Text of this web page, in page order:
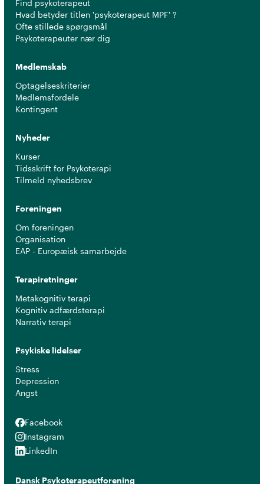
Find psykoterapeut
Hvad betyder titlen 'psykoterapeut MPF' ?
Ofte stillede spørgsmål
Psykoterapeuter nær dig
Medlemskab
Optagelseskriterier
Medlemsfordele
Kontingent
Nyheder
Kurser
Tidsskrift for Psykoterapi
Tilmeld nyhedsbrev
Foreningen
Om foreningen
Organisation
EAP - Europæisk samarbejde
Terapiretninger
Metakognitiv terapi
Kognitiv adfærdsterapi
Narrativ terapi
Psykiske lidelser
Stress
Depression
Angst
Facebook
Facebook
Instagram
Instagram
LinkedIn
LinkedIn
Dansk Psykoterapeutforening